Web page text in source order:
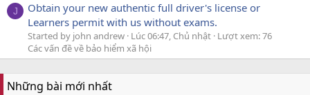
J
Obtain your new authentic full driver's license or
Learners permit with us without exams.
Started by john andrew Lúc 06:47, Chủ nhật Lượt xem: 76
Các vấn đề về bảo hiểm xã hội
Những bài mới nhất